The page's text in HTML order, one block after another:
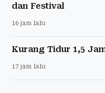
dan Festival
16 jam lalu
Kurang Tidur 1,5
17 jam lalu